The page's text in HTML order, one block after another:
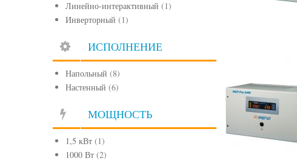
Линейно-интерактивный (1)
Инверторный (1)
ИСПОЛНЕНИЕ
Напольный (8)
Настенный (6)
МОЩНОСТЬ
1,5 кВт (1)
1000 Вт (2)